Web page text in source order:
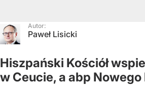
Autor:
Paweł Lisicki
Hiszpański Kościół
w Ceucie, a abp